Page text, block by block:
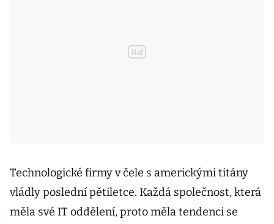
Technologické firmy v čele s americkými titány
vládly poslední pětiletce. Každá společnost, která
měla své IT oddělení, proto měla tendenci se